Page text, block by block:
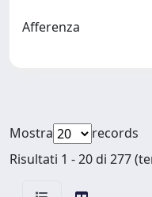
Afferenza
Mostra
records
Risultati 1 - 20 di 277